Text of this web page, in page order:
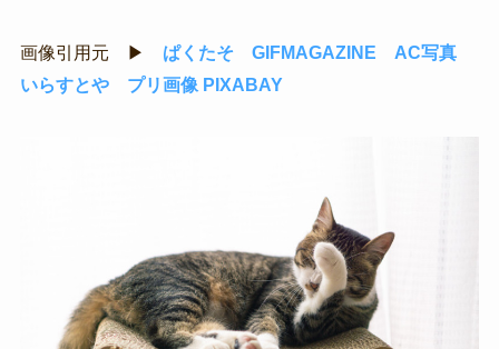
画像引用元 ▶ ぱくたそ GIFMAGAZINE
AC写真
いらすとや
プリ画像 PIXABAY